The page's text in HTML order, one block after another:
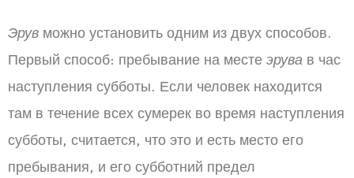
Эрув можно установить одним из двух способов.
Первый способ: пребывание на месте эрува в час
наступления субботы. Если человек находится
там в течение всех сумерек во время наступления
субботы, считается, что это и есть место его
пребывания, и его субботний предел